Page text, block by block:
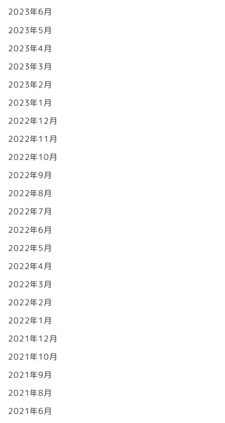
2023年6月
2023年5月
2023年4月
2023年3月
2023年2月
2023年1月
2022年12月
2022年11月
2022年10月
2022年9月
2022年8月
2022年7月
2022年6月
2022年5月
2022年4月
2022年3月
2022年2月
2022年1月
2021年12月
2021年10月
2021年9月
2021年8月
2021年6月